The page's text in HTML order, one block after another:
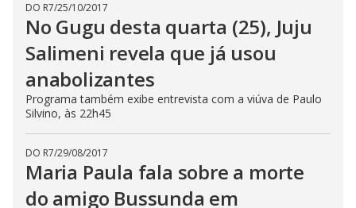
DO R7/25/10/2017
No Gugu desta quarta (25), Juju
Salimeni revela que já usou
anabolizantes
Programa também exibe entrevista com a viúva de Paulo
Silvino, às 22h45
DO R7/29/08/2017
Maria Paula fala sobre a morte
do amigo Bussunda em